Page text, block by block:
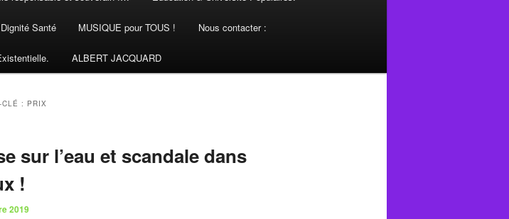
Santé MUSIQUE pour TOUS ! Nous contacter :
ALBERT JACQUARD
CLÉ : PRIX
sur l’eau et scandale dans
!
2019